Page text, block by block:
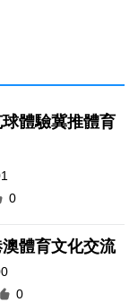
體驗冀推體育
0
體育文化交流
0